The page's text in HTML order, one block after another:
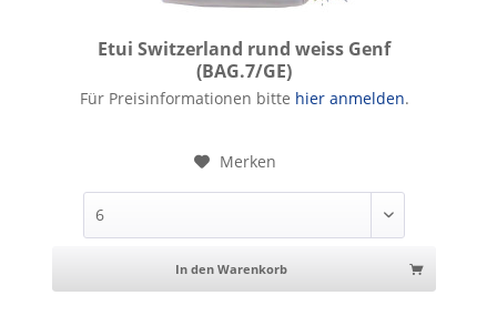
Etui Switzerland rund weiss Genf
(BAG.7/GE)
Etui Switzerland rund weiss Genf
Für Preisinformationen bitte hier anmelden.
Merken
In den Warenkorb